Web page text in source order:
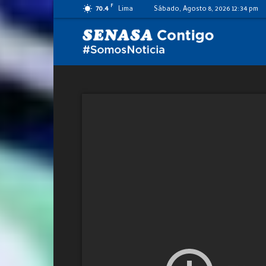
70.4 F Lima Sábado, Agosto 8, 2026 12:34 pm